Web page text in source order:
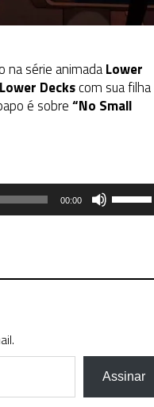
na série animadaLower
Lower Deckscom sua filha
é sobre“No Small
00:00
ou
ou
Assinar